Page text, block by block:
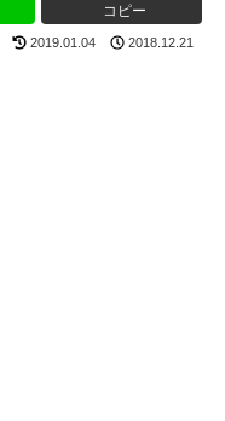
コピー
2019.01.04 2018.12.21